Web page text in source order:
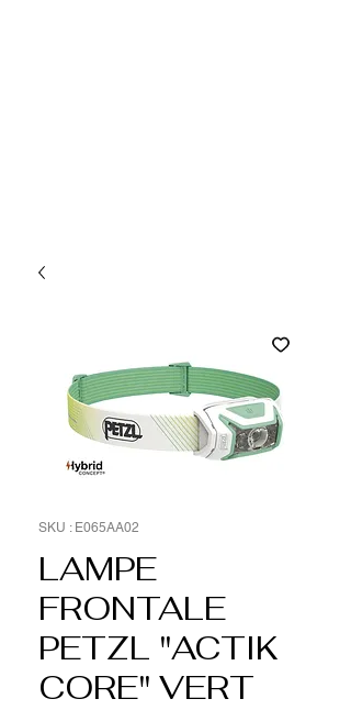
SKU : E065AA02
LAMPE
FRONTALE
PETZL "ACTIK
CORE" VERT